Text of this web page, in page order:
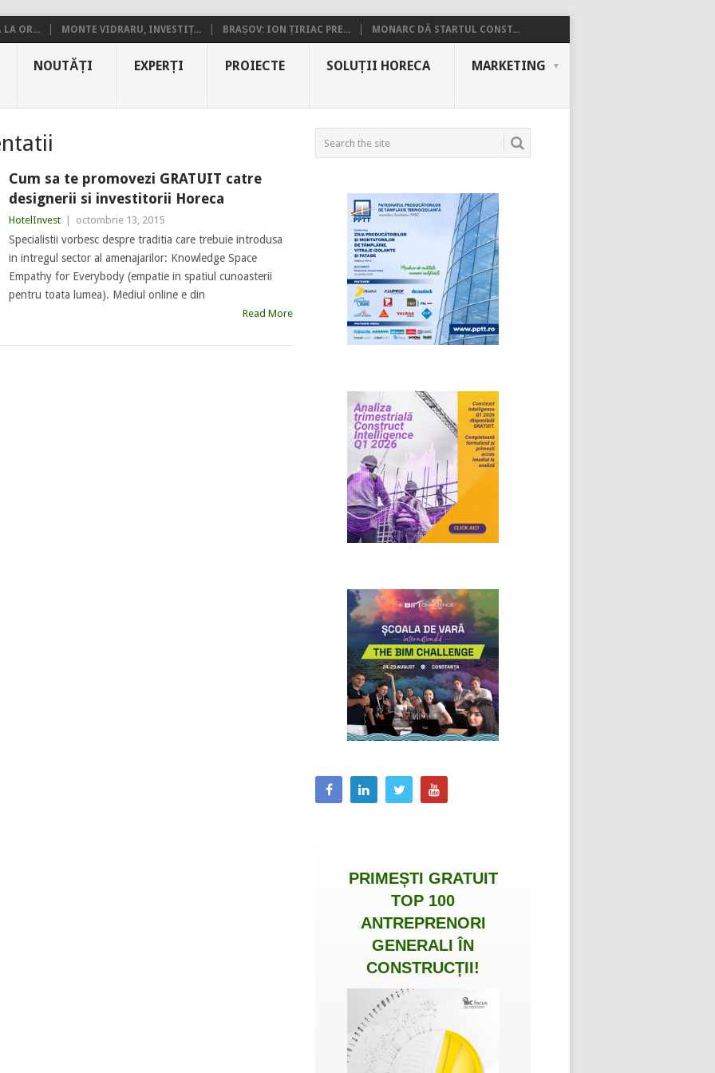
LA OR... MONTE VIDRARU, INVESTIȚ... BRAȘOV: ION ȚIRIAC PRE... MONARC DĂ STARTUL CONST...
NOUTĂȚI EXPERȚI PROIECTE SOLUȚII HORECA MARKETING
Cum sa te promovezi GRATUIT catre
designerii si investitorii Horeca
HotelInvest octombrie 13, 2015
Specialistii vorbesc despre traditia care trebuie introdusa
in intregul sector al amenajarilor: Knowledge Space
Empathy for Everybody (empatie in spatiul cunoasterii
pentru toata lumea). Mediul online e din
Read More
PRIMEȘTI GRATUIT
TOP 100
ANTREPRENORI
GENERALI ÎN
CONSTRUCȚII!